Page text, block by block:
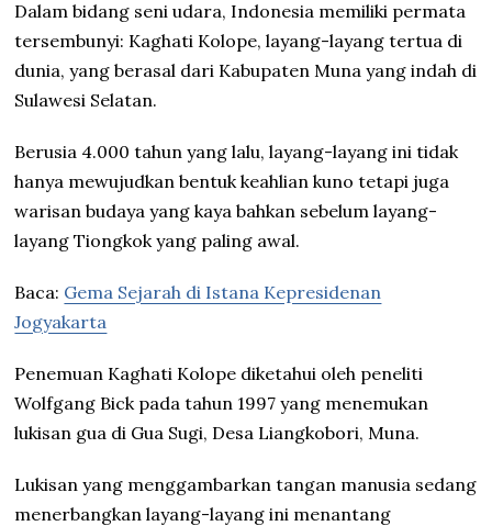
Dalam bidang seni udara, Indonesia memiliki permata
tersembunyi: Kaghati Kolope, layang-layang tertua di
dunia, yang berasal dari Kabupaten Muna yang indah di
Sulawesi Selatan.
Berusia 4.000 tahun yang lalu, layang-layang ini tidak
hanya mewujudkan bentuk keahlian kuno tetapi juga
warisan budaya yang kaya bahkan sebelum layang-
layang Tiongkok yang paling awal.
Baca: Gema Sejarah di Istana Kepresidenan
Jogyakarta
Penemuan Kaghati Kolope diketahui oleh peneliti
Wolfgang Bick pada tahun 1997 yang menemukan
lukisan gua di Gua Sugi, Desa Liangkobori, Muna.
Lukisan yang menggambarkan tangan manusia sedang
menerbangkan layang-layang ini menantang